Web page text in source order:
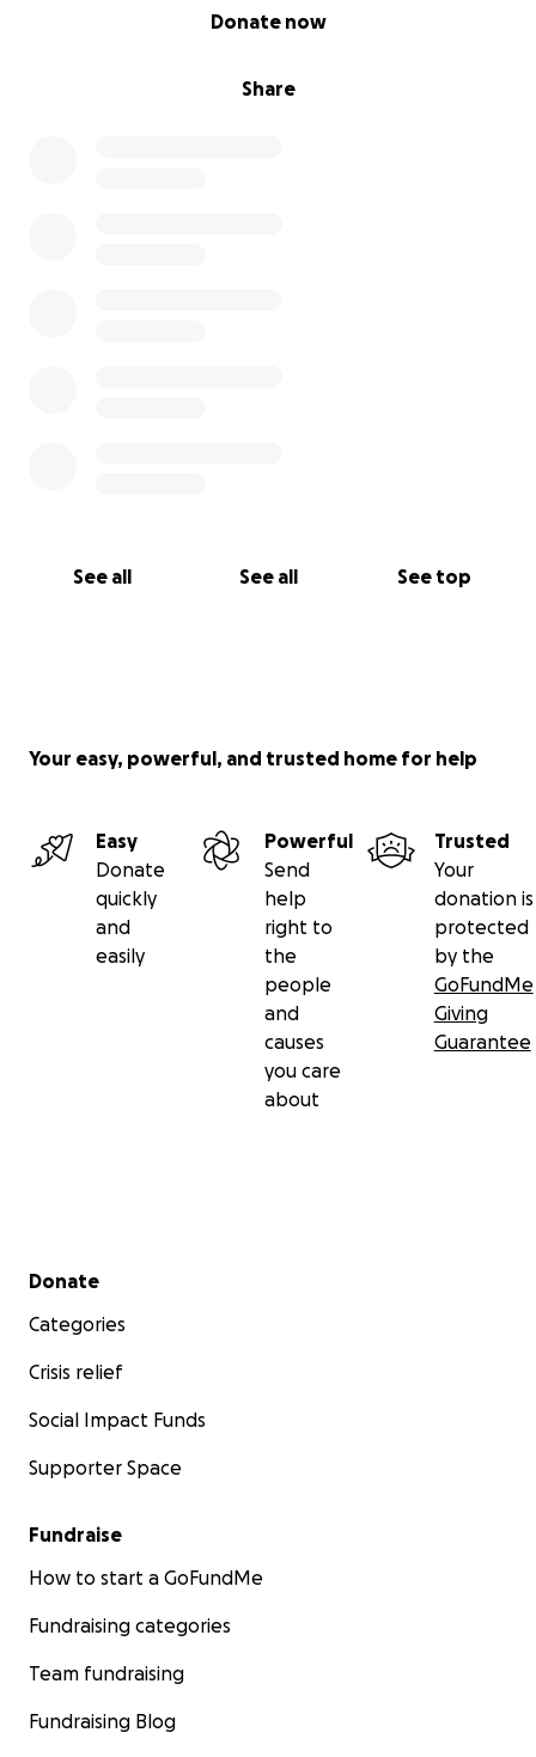
Share
Donate now
See all See all See top
Your easy, powerful, and trusted home for help
Easy
Donate
quickly
and
easily
Powerful
Send
help
right to
the
people
and
causes
you care
about
Trusted
Your
donation is
protected
by the
GoFundMe
Giving
Guarantee
Secondary menu
Donate
Categories
Crisis relief
Social Impact Funds
Supporter Space
Fundraise
How to start a GoFundMe
Fundraising categories
Team fundraising
Fundraising Blog